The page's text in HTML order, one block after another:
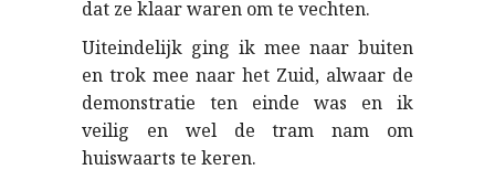
dat ze klaar waren om te vechten.
Uiteindelijk ging ik mee naar buiten
en trok mee naar het Zuid, alwaar de
demonstratie ten einde was en ik
veilig en wel de tram nam om
huiswaarts te keren.